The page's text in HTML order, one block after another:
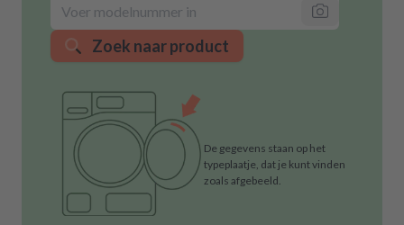
Zoek naar product
De gegevens staan op het
typeplaatje, dat je kunt vinden
zoals afgebeeld.